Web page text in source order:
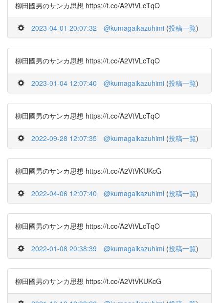
柳田國男のサンカ思想 https://t.co/A2VtVLcTqO
2023-04-01 20:07:32 @kumagaikazuhimi (投稿一覧)
柳田國男のサンカ思想 https://t.co/A2VtVLcTqO
2023-01-04 12:07:40 @kumagaikazuhimi (投稿一覧)
柳田國男のサンカ思想 https://t.co/A2VtVLcTqO
2022-09-28 12:07:35 @kumagaikazuhimi (投稿一覧)
柳田國男のサンカ思想 https://t.co/A2VtVKUKcG
2022-04-06 12:07:40 @kumagaikazuhimi (投稿一覧)
柳田國男のサンカ思想 https://t.co/A2VtVLcTqO
2022-01-08 20:38:39 @kumagaikazuhimi (投稿一覧)
柳田國男のサンカ思想 https://t.co/A2VtVKUKcG